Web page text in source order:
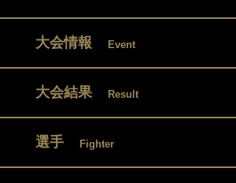
大会情報 Event
大会結果 Result
選手 Fighter